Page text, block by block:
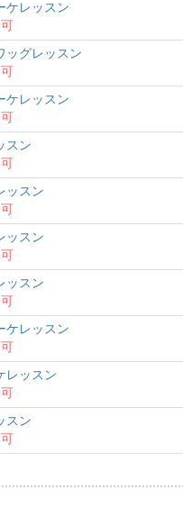
ケレッスン
ッグレッスン
ケレッスン
スン
ッスン
ッスン
ッスン
ケレッスン
レッスン
スン